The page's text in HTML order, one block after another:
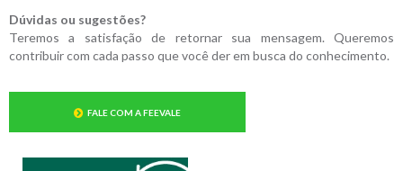
Dúvidas ou sugestões?
Teremos a satisfação de retornar sua mensagem. Queremos
contribuir com cada passo que você der em busca do conhecimento.
FALE COM A FEEVALE